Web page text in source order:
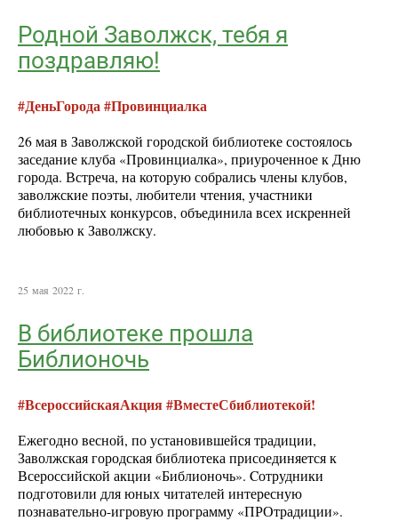
Родной Заволжск, тебя я
поздравляю!
#ДеньГорода #Провинциалка
26 мая в Заволжской городской библиотеке состоялось
заседание клуба «Провинциалка», приуроченное к Дню
города. Встреча, на которую собрались члены клубов,
заволжские поэты, любители чтения, участники
библиотечных конкурсов, объединила всех искренней
любовью к Заволжску.
25 мая 2022 г.
В библиотеке прошла
Библионочь
#ВсероссийскаяАкция #ВместеСбиблиотекой!
Ежегодно весной, по установившейся традиции,
Заволжская городская библиотека присоединяется к
Всероссийской акции «Библионочь». Cотрудники
подготовили для юных читателей интересную
познавательно-игровую программу «ПРОтрадиции».